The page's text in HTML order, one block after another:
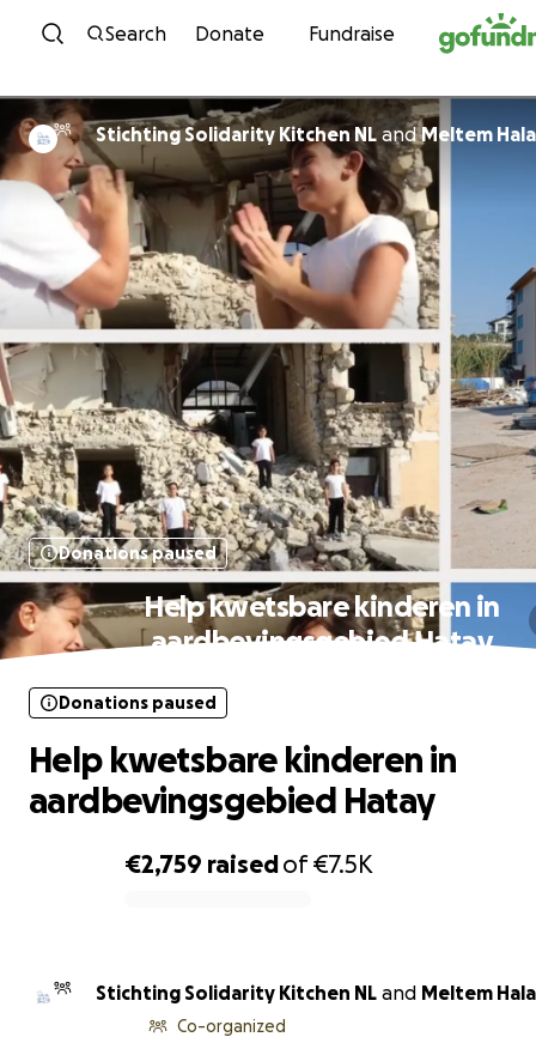
Skip to content
Search Donate Fundraise
Stichting Solidarity Kitchen NL andMeltem
Donations paused
Help kwetsbare kinderen in
aardbevingsgebied Hatay
€2,759 raisedof€7.5K
Donations paused
Help kwetsbare kinderen in
aardbevingsgebied Hatay
Stichting Solidarity Kitchen NL and Meltem
Co-organized